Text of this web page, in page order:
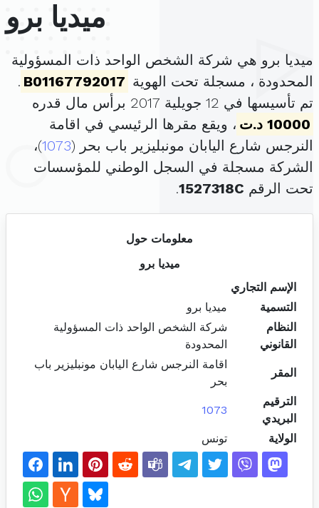
ميديا برو
ميديا برو هي شركة الشخص الواحد ذات المسؤولية
المحدودة ، مسجلة تحت الهوية B01167792017
.
تم تأسيسها في 12 جويلية 2017 برأس مال قدره
10000 د.ت
، ويقع مقرها الرئيسي في اقامة
النرجس شارع اليابان مونبليزير باب بحر (1073)،
الشركة مسجلة في السجل الوطني للمؤسسات
تحت الرقم 1527318C
.
معلومات حول
ميديا برو
الإسم التجاري
التسمية
ميديا برو
النظام
القانوني
شركة الشخص الواحد ذات المسؤولية
المحدودة
المقر
اقامة النرجس شارع اليابان مونبليزير باب
بحر
الترقيم
البريدي
1073
الولاية تونس